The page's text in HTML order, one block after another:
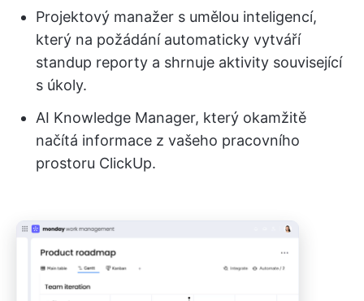
Projektový manažer s umělou inteligencí,
který na požádání automaticky vytváří
standup reporty a shrnuje aktivity související
s úkoly.
AI Knowledge Manager, který okamžitě
načítá informace z vašeho pracovního
prostoru ClickUp.